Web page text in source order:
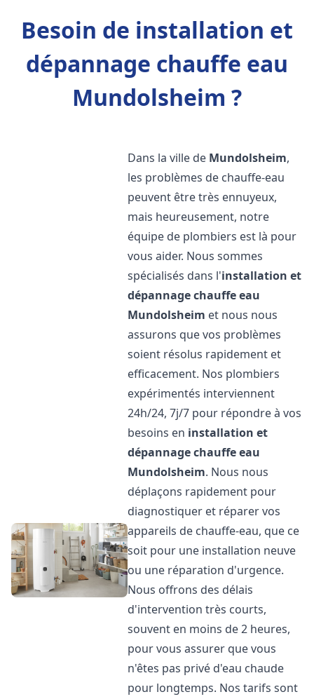
Besoin de installation et
dépannage chauffe eau
Mundolsheim ?
Dans la ville de Mundolsheim,
les problèmes de chauffe-eau
peuvent être très ennuyeux,
mais heureusement, notre
équipe de plombiers est là pour
vous aider. Nous sommes
spécialisés dans l'installation et
dépannage chauffe eau
Mundolsheim et nous nous
assurons que vos problèmes
soient résolus rapidement et
efficacement. Nos plombiers
expérimentés interviennent
24h/24, 7j/7 pour répondre à vos
besoins en installation et
dépannage chauffe eau
Mundolsheim. Nous nous
déplaçons rapidement pour
diagnostiquer et réparer vos
appareils de chauffe-eau, que ce
soit pour une installation neuve
ou une réparation d'urgence.
Nous offrons des délais
d'intervention très courts,
souvent en moins de 2 heures,
pour vous assurer que vous
n'êtes pas privé d'eau chaude
pour longtemps. Nos tarifs sont